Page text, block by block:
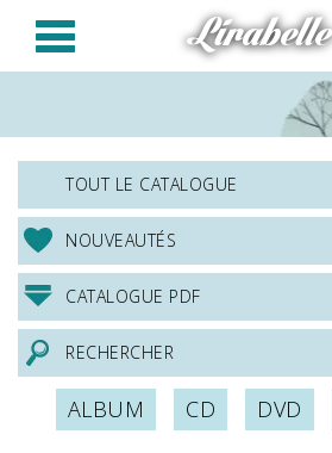
Panneau de gestion des cookies
Lirabelle
TOUT LE CATALOGUE
NOUVEAUTÉS
CATALOGUE PDF
RECHERCHER
ALBUM CD DVD